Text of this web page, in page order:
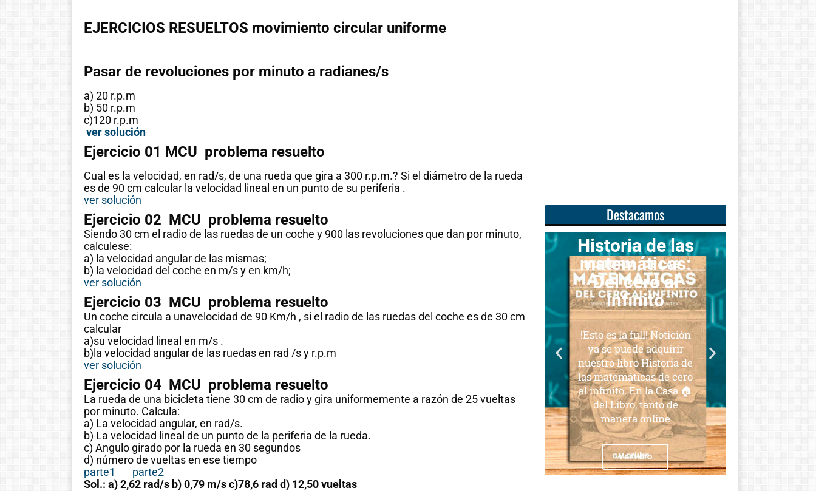
EJERCICIOS RESUELTOS movimiento circular uniforme
Pasar de revoluciones por minuto a radianes/s
a) 20 r.p.m
b) 50 r.p.m
c)120 r.p.m
ver solución
Ejercicio 01 MCU problema resuelto
Cual es la velocidad, en rad/s, de una rueda que gira a 300 r.p.m.? Si el diámetro de la rueda
es de 90 cm calcular la velocidad lineal en un punto de su periferia .
ver solución
Ejercicio 02 MCU problema resuelto
Siendo 30 cm el radio de las ruedas de un coche y 900 las revoluciones que dan por minuto,
calculese:
a) la velocidad angular de las mismas;
b) la velocidad del coche en m/s y en km/h;
ver solución
Ejercicio 03 MCU problema resuelto
Un coche circula a unavelocidad de 90 Km/h , si el radio de las ruedas del coche es de 30 cm
calcular
a)su velocidad lineal en m/s .
b)la velocidad angular de las ruedas en rad /s y r.p.m
ver solución
Ejercicio 04 MCU problema resuelto
La rueda de una bicicleta tiene 30 cm de radio y gira uniformemente a razón de 25 vueltas
por minuto. Calcula:
a) La velocidad angular, en rad/s.
b) La velocidad lineal de un punto de la periferia de la rueda.
c) Angulo girado por la rueda en 30 segundos
d) número de vueltas en ese tiempo
parte1
parte2
Sol.: a) 2,62 rad/s b) 0,79 m/s c)78,6 rad d) 12,50 vueltas
Destacamos
matemáticas:
Del cero al
infinito
!Esto es la full! Notición
ya se puede adquirir
nuestro libro Historia de
las matemáticas de cero
al infinito. En la Casa 🏠
del Libro, tanto de
manera online
Ver libro
para todos
adquirir nuestro segundo
Historia de las
matemáticas:
Del cero al
infinito
!Esto es la full! Notición
ya se puede adquirir
nuestro libro Historia de
las matemáticas de cero
al infinito. En la Casa 🏠
del Libro, tanto de
manera online
Ver libro
matemáticas
para todos
Notición!! Ya se puede
adquirir nuestro segundo
libro: Unas matemáticas
Ver libro